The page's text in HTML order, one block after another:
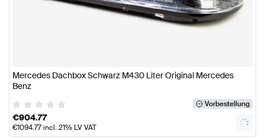
Mercedes Dachbox Schwarz M430 Liter Original Mercedes
Benz
Vorbestellung
€904.77
€1094.77incl. 21% LV VAT